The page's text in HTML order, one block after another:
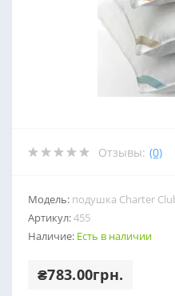
Отзывы: (0)
Модель: подушка Charter
Артикул:455
Наличие: Есть в наличии
₴783.00грн.